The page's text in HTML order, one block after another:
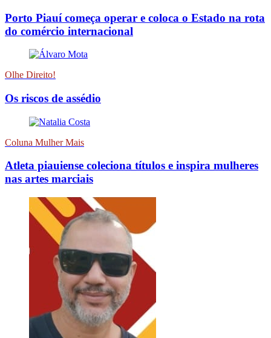
Porto Piauí começa operar e coloca o Estado na rota
do comércio internacional
Olhe Direito!
Os riscos de assédio
Coluna Mulher Mais
Atleta piauiense coleciona títulos e inspira mulheres
nas artes marciais